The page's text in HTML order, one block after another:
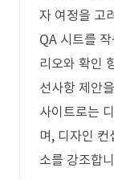
자 여정을 고
QA 시트를
리오와 확인
선사항 제안
사이트로는
며, 디자인 컨
소를 강조합